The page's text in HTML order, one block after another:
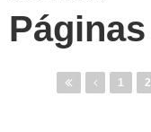
Páginas
1 2